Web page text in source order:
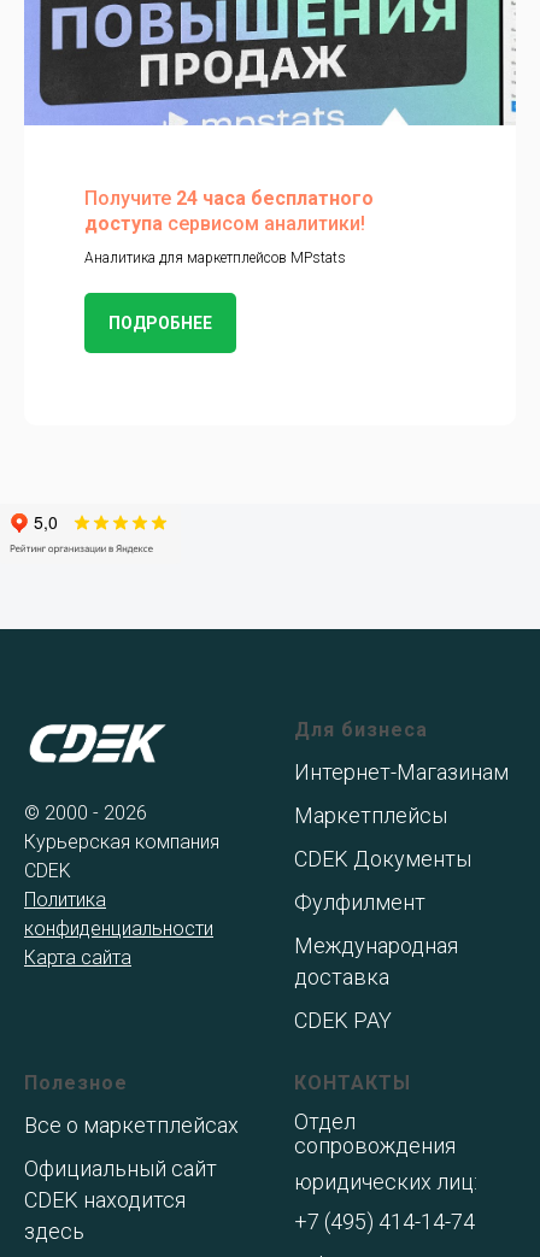
Получите 24 часа бесплатного
доступа сервисом аналитики!
Аналитика для маркетплейсов MPstats
ПОДРОБНЕЕ
© 2000 - 2026
Курьерская компания
CDEK
Политика
конфиденциальности
Карта сайта
Для бизнеса
Интернет-Магазинам
Маркетплейсы
CDEK Документы
Фулфилмент
Международная
доставка
CDEK PAY
Полезное
Все о маркетплейсах
Официальный сайт
CDEK находится
здесь
КОНТАКТЫ
Отдел
сопровождения
юридических лиц:
+7 (495) 414-14-74